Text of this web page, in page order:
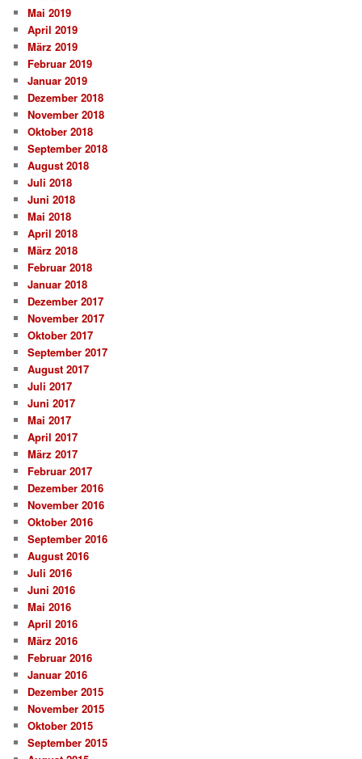
Mai 2019
April 2019
März 2019
Februar 2019
Januar 2019
Dezember 2018
November 2018
Oktober 2018
September 2018
August 2018
Juli 2018
Juni 2018
Mai 2018
April 2018
März 2018
Februar 2018
Januar 2018
Dezember 2017
November 2017
Oktober 2017
September 2017
August 2017
Juli 2017
Juni 2017
Mai 2017
April 2017
März 2017
Februar 2017
Dezember 2016
November 2016
Oktober 2016
September 2016
August 2016
Juli 2016
Juni 2016
Mai 2016
April 2016
März 2016
Februar 2016
Januar 2016
Dezember 2015
November 2015
Oktober 2015
September 2015